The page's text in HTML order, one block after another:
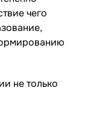
чего
не только